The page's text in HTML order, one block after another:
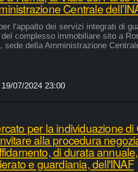
Centrale
l'appalto dei servizi integrati di
complesso immobiliare sito a
sede della Amministrazione
19/07/2024 23:00
per la individuazione
alla procedura
di durata
e guardiania, dell'INAF